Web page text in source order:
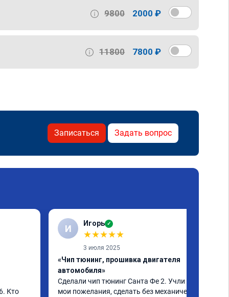
9800 2000 ₽
11800 7800 ₽
Записаться Задать вопрос
Кто
И Игорь ✓
★★★★★
3 июля 2025
«Чип тюнинг, прошивка двигателя
автомобиля»
Сделали чип тюнинг Санта Фе 2. Учли все
мои пожелания, сделать без механических